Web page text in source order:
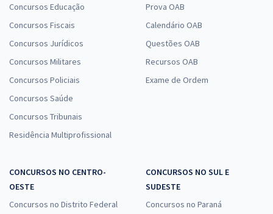
Concursos Educação
Concursos Fiscais
Concursos Jurídicos
Concursos Militares
Concursos Policiais
Concursos Saúde
Concursos Tribunais
Residência Multiprofissional
Prova OAB
Calendário OAB
Questões OAB
Recursos OAB
Exame de Ordem
CONCURSOS NO CENTRO-
OESTE
Concursos no Distrito Federal
CONCURSOS NO SUL E
SUDESTE
Concursos no Paraná